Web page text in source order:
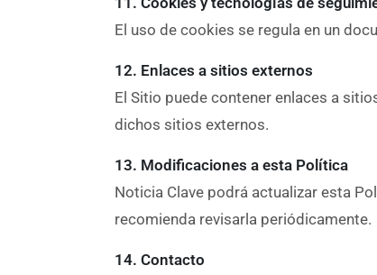
El uso de cookies se regula en un
12. Enlaces a sitios externos
El Sitio puede contener enlaces a
dichos sitios externos.
13. Modificaciones a esta Política
Noticia Clave podrá actualizar esta
recomienda revisarla periódicamente.
14. Contacto